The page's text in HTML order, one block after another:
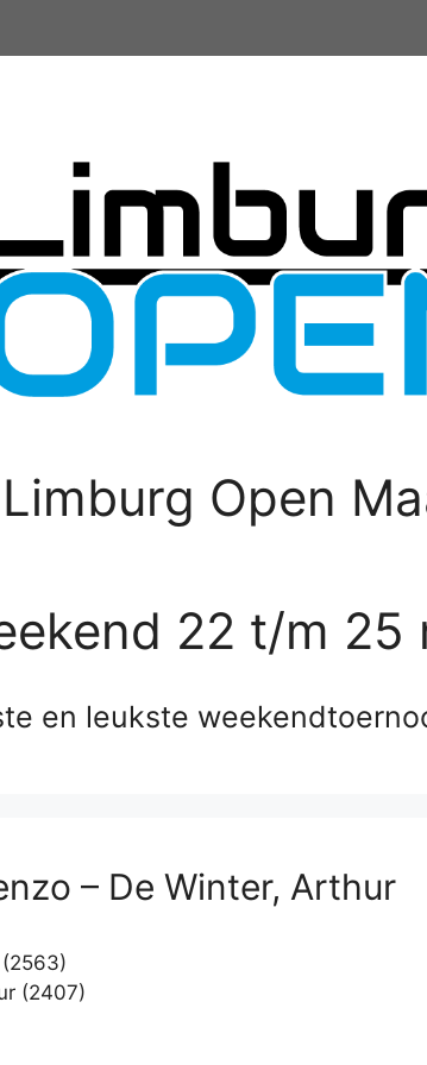
Limburg Open
22 t/m 25
en leukste
– De Winter, Arthur
(2407)